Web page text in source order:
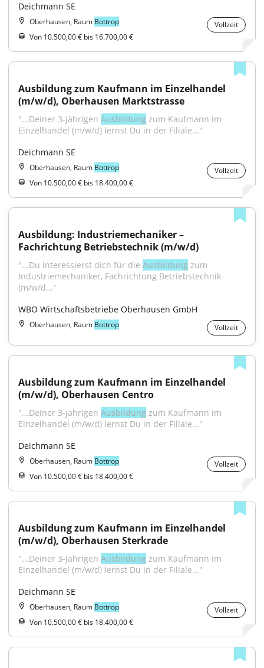
Deichmann SE
Oberhausen, Raum Bottrop
Vollzeit
Von 10.500,00 € bis 16.700,00 €
Ausbildung zum Kaufmann im Einzelhandel
(m/w/d), Oberhausen Marktstrasse
"...Deiner 3-jährigen Ausbildung zum Kaufmann im
Einzelhandel (m/w/d) lernst Du in der Filiale..."
Deichmann SE
Oberhausen, Raum Bottrop
Vollzeit
Von 10.500,00 € bis 18.400,00 €
Ausbildung: Industriemechaniker –
Fachrichtung Betriebstechnik (m/w/d)
"...Du interessierst dich für die Ausbildung zum
Industriemechaniker, Fachrichtung Betriebstechnik
(m/w/d..."
WBO Wirtschaftsbetriebe Oberhausen GmbH
Oberhausen, Raum Bottrop Vollzeit
Ausbildung zum Kaufmann im Einzelhandel
(m/w/d), Oberhausen Centro
"...Deiner 3-jährigen Ausbildung zum Kaufmann im
Einzelhandel (m/w/d) lernst Du in der Filiale..."
Deichmann SE
Oberhausen, Raum Bottrop
Vollzeit
Von 10.500,00 € bis 18.400,00 €
Ausbildung zum Kaufmann im Einzelhandel
(m/w/d), Oberhausen Sterkrade
"...Deiner 3-jährigen Ausbildung zum Kaufmann im
Einzelhandel (m/w/d) lernst Du in der Filiale..."
Deichmann SE
Oberhausen, Raum Bottrop
Vollzeit
Von 10.500,00 € bis 18.400,00 €